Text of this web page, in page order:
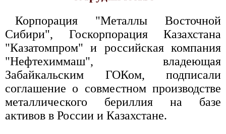
Корпорация "Металлы Восточной
Сибири", Госкорпорация Казахстана
"Казатомпром" и российская компания
"Нефтехиммаш", владеющая
Забайкальским ГОКом, подписали
соглашение о совместном производстве
металлического бериллия на базе
активов в России и Казахстане.